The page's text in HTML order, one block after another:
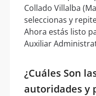
Collado Villalba
seleccionas y
Ahora estás listo
Auxiliar
¿Cuáles Son
autoridades y